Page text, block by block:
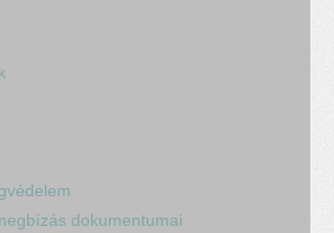
dokumentumai